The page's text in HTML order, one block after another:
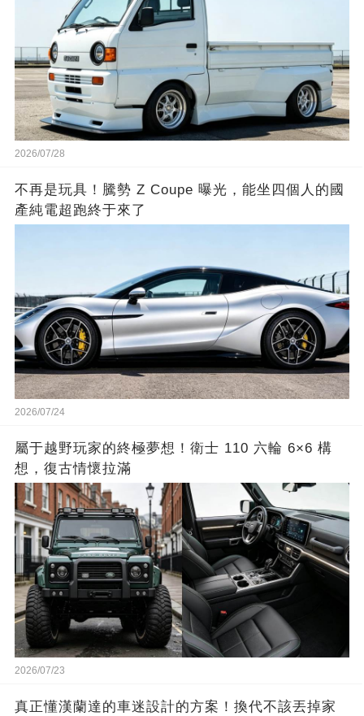
2026/07/28
不再是玩具！騰勢 Z Coupe 曝光，能坐四個人的國
產純電超跑終于來了
2026/07/24
屬于越野玩家的終極夢想！衛士 110 六輪 6×6 構
想，復古情懷拉滿
2026/07/23
真正懂漢蘭達的車迷設計的方案！換代不該丟掉家